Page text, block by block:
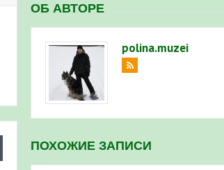
ОБ АВТОРЕ
polina.muzei
ПОХОЖИЕ ЗАПИСИ